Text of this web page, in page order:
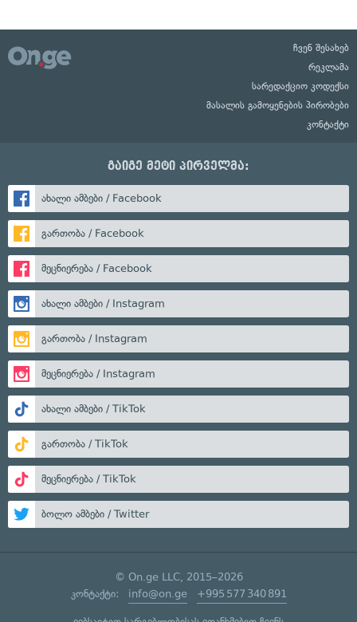
ჩვენ შესახებ
რეკლამა
სარედაქციო კოდექსი
მასალის გამოყენების პირობები
კონტაქტი
გაიგე მეტი პირველმა:
ახალი ამბები / Facebook
გართობა / Facebook
მეცნიერება / Facebook
ახალი ამბები / Instagram
გართობა / Instagram
მეცნიერება / Instagram
ახალი ამბები / TikTok
გართობა / TikTok
მეცნიერება / TikTok
ბოლო ამბები / Twitter
© On.ge LLC, 2015–2026
კონტაქტი: info@on.ge +995 577 340 891